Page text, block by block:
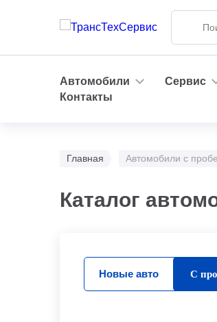
Автомобили Сервис
Контакты
Главная Автомобили с
Каталог
Новые авто С